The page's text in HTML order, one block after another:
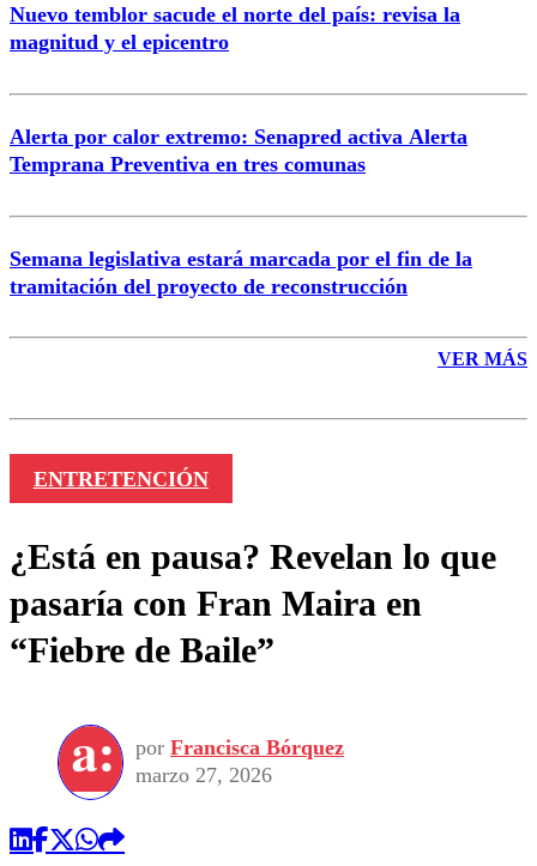
Nuevo temblor sacude el norte del país: revisa la
magnitud y el epicentro
Alerta por calor extremo: Senapred activa Alerta
Temprana Preventiva en tres comunas
Semana legislativa estará marcada por el fin de la
tramitación del proyecto de reconstrucción
VER MÁS
ENTRETENCIÓN
¿Está en pausa? Revelan lo que
pasaría con Fran Maira en
“Fiebre de Baile”
por Francisca Bórquez
marzo 27, 2026